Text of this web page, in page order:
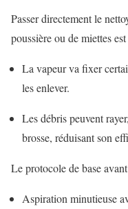
Passer directement le
poussière ou de miettes
La vapeur va fixer
les enlever.
Les débris peuvent
brosse, réduisant son
Le protocole de base
Aspiration minutieuse